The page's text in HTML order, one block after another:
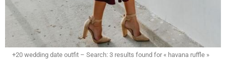
+20 wedding date outfit – Search: 3 results found for « havana ruffle »